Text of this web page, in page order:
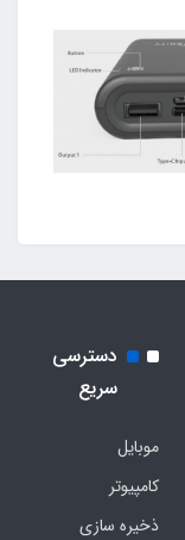
دسترسی
سریع
موبایل
کامپیوتر
ذخیره سازی